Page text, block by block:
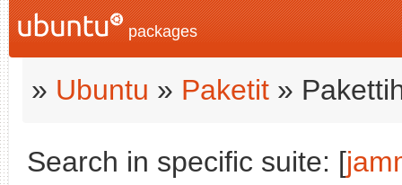
packages
» Ubuntu » Paketit »
Search in specific suite: [